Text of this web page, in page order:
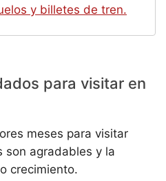
y billetes de tren.
para visitar en
meses para visitar
son agradables y la
crecimiento.